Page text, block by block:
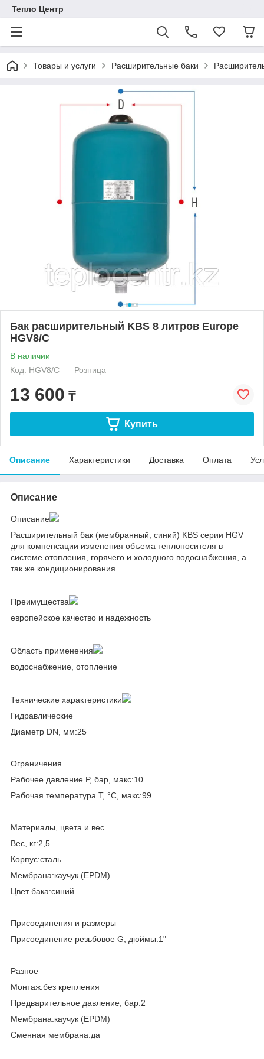
Тепло Центр
Товары и услуги Расширительные баки
Бак расширительный KBS 8 литров Europe
HGV8/C
В наличии
Код: HGV8/C
Розница
13 600 ₸
Купить
Описание Характеристики Доставка Оплата
Описание
Описание
Расширительный бак (мембранный, синий) KBS серии HGV
для компенсации изменения объема теплоносителя в
системе отопления, горячего и холодного водоснабжения, а
так же кондиционирования.
Преимущества
европейское качество и надежность
Область применения
водоснабжение, отопление
Технические характеристики
Гидравлические
Диаметр DN, мм:25
Ограничения
Рабочее давление P, бар, макс:10
Рабочая температура T, °C, макс:99
Материалы, цвета и вес
Вес, кг:2,5
Корпус:сталь
Мембрана:каучук (EPDM)
Цвет бака:синий
Присоединения и размеры
Присоединение резьбовое G, дюймы:1"
Разное
Монтаж:без крепления
Предварительное давление, бар:2
Мембрана:каучук (EPDM)
Сменная мембрана:да